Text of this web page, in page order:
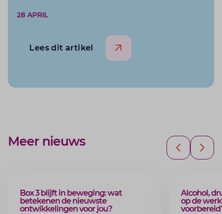
28 APRIL
Lees dit artikel
Meer nieuws
BLOG
Box 3 blijft in beweging: wat
betekenen de nieuwste
ontwikkelingen voor jou?
BLOG
Alcohol,
op de